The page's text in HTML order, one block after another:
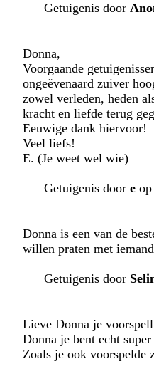
Getuigenis door
Donna,
Voorgaande
ongeëvenaard zuiver
zowel verleden, heden
kracht en liefde terug
Eeuwige dank hiervoor!
Veel liefs!
E. (Je weet wel wie)
Getuigenis door e
Donna is een van de
willen praten met
Getuigenis door
Lieve Donna je
Donna je bent echt super
Zoals je ook voorspelde